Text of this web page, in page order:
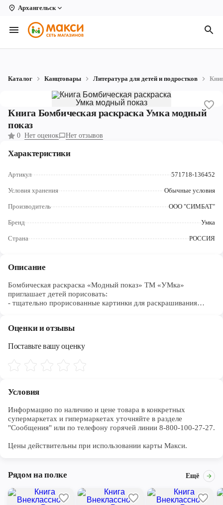
Архангельск
Вологда
Архангельск
Коряжма
Рыбинск
Северодвинск
Череповец
Каталог Канцтовары Литература для детей и подростков
Книга Бомбическая раскраска Умка модный
показ
0 Нет оценок Нет отзывов
Характеристики
Артикул 571718-136452
Условия хранения Обычные условия
Производитель ООО "СИМБАТ"
Бренд Умка
Страна РОССИЯ
Описание
Бомбическая раскраска «Модный показ» ТМ «УМка»
приглашает детей порисовать:
- тщательно прорисованные картинки для раскрашивания
но и поможет ему потренировать руку к письму. Внутри
чётким контуром и сюжетные тексты к ним. Благодаря
Игровые занятия с раскраской ТМ «УМка» способствуют
- мелкой моторики
- сенсорного развития
- творческого мышления
- речи
Материал: офсетная бумага.
Оценки и отзывы
Поставьте вашу оценку
Условия
Информацию по наличию и цене товара в конкретных
супермаркетах и гипермаркетах уточняйте в разделе
"Сообщения" или по телефону горячей линии 8-800-100-27-27.
Цены действительны при использовании карты Макси.
Рядом на полке Ещё